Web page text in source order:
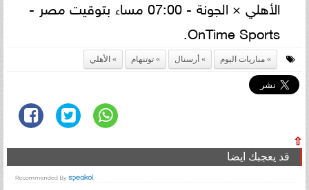
الأهلي × الجونة - 07:00 مساء بتوقيت مصر -
‎OnTime Sports‎.
مباريات اليوم أرسنال توتنهام الأهلي
⇧
قد يعجبك ايضا